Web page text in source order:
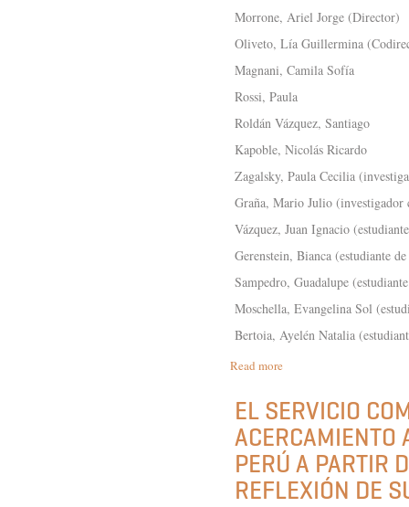
Morrone, Ariel Jorge (Director)
Oliveto, Lía Guillermina
Magnani, Camila Sofía
Rossi, Paula
Roldán Vázquez, Santiago
Kapoble, Nicolás Ricardo
Zagalsky, Paula Cecilia
Graña, Mario Julio (investigador
Vázquez, Juan Ignacio
Gerenstein, Bianca (estudiante
Sampedro, Guadalupe
Moschella, Evangelina Sol
Bertoia, Ayelén Natalia
Read more
EL
FOCO
EN
LO
LOCAL.
AGENTES
DE
EL SERVICIO
ACERCAMIENTO
PERÚ A PARTIR
REFLEXIÓN DE